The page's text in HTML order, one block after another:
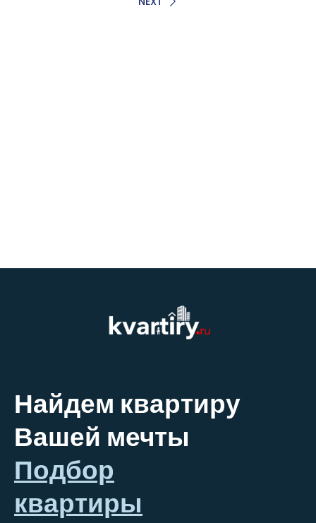
Найдем квартиру
Вашей мечты
Подбор
квартиры